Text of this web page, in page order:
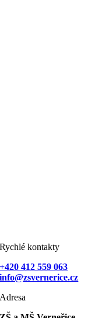
Rychlé kontakty
+420 412 559 063
info@zsvernerice.cz
Adresa